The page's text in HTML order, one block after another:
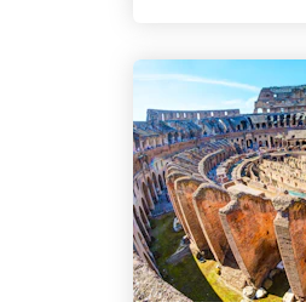
&
Besuchen
Sie Zutritt zu
Bereich der
um ihr
Forum